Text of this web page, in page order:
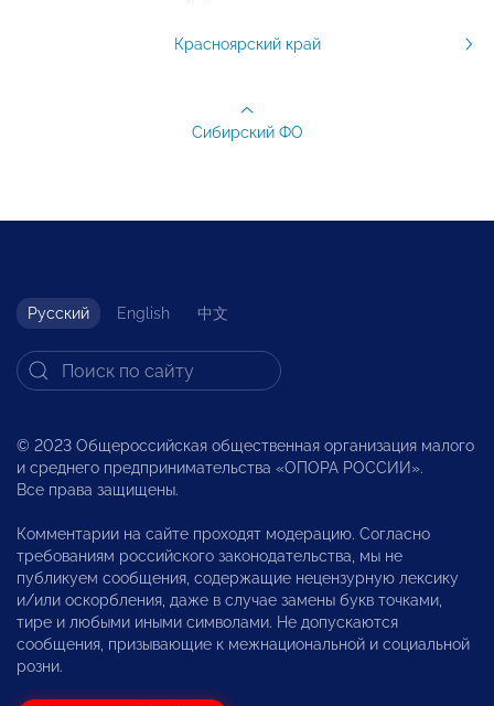
Красноярский край
Сибирский ФО
Русский English 中文
© 2023 Общероссийская общественная организация малого
и среднего предпринимательства «ОПОРА РОССИИ».
Все права защищены.
Комментарии на сайте проходят модерацию. Согласно
требованиям российского законодательства, мы не
публикуем сообщения, содержащие нецензурную лексику
и/или оскорбления, даже в случае замены букв точками,
тире и любыми иными символами. Не допускаются
сообщения, призывающие к межнациональной и социальной
розни.